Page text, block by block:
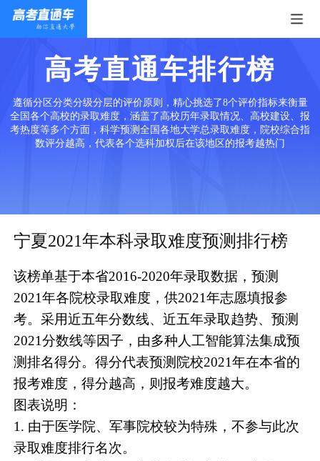
高考直通车排行榜
遵循分区分类分级分层的评价原则，精心挑选了8个评价指标来衡量
全国各个高校的录取难度，涵盖了高校历年录取情况、高校建设、报
考热度等多个方面，科学预测全国各地大学总录取难度，院校综合指
数评分越高，代表各个选科加权后在该地区的报考越热门
宁夏2021年本科录取难度预测排行榜
该榜单基于本省2016-2020年录取数据，预测
2021年各院校录取难度，供2021年志愿填报参
考。采用近五年分数线、近五年录取趋势、预测
2021分数线等因子，由多种人工智能算法集成预
测排名得分。得分代表预测院校2021年在本省的
报考难度，得分越高，则报考难度越大。
图表说明：
1. 由于医学院、军事院校较为特殊，不参与此次
录取难度排行名次。